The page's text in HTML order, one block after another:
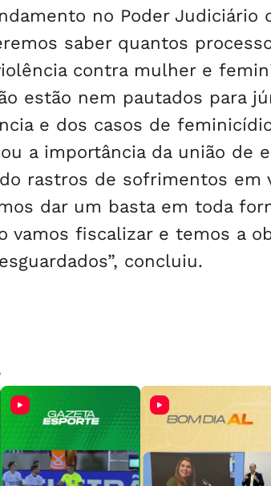
no Poder Judiciário
saber quantos
contra mulher e
estão nem pautados para
e dos casos de
a importância da união de
rastros de sofrimentos em
dar um basta em toda
vamos fiscalizar e temos a
concluiu.